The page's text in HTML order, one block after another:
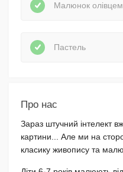
Малюнок олівцем
Пастель
Про нас
Зараз штучний інтелект
картини... Але ми на
класику живопису та